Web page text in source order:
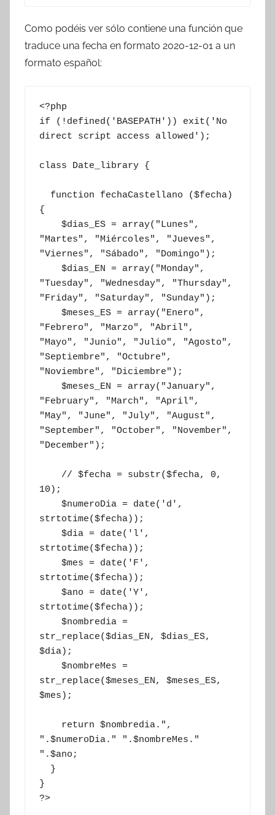
Como podéis ver sólo contiene una función que
traduce una fecha en formato 2020-12-01 a un
formato español:
<?php
if (!defined('BASEPATH')) exit('No
direct script access allowed');
class Date_library {
{
"Martes", "Miércoles", "Jueves",
"Viernes", "Sábado", "Domingo");
"Tuesday", "Wednesday", "Thursday",
"Friday", "Saturday", "Sunday");
"Febrero", "Marzo", "Abril",
"Mayo", "Junio", "Julio", "Agosto",
"Septiembre", "Octubre",
"Noviembre", "Diciembre");
"February", "March", "April",
"May", "June", "July", "August",
"September", "October", "November",
"December");
10);
strtotime($fecha));
strtotime($fecha));
strtotime($fecha));
strtotime($fecha));
str_replace($dias_EN, $dias_ES,
$dia);
str_replace($meses_EN, $meses_ES,
$mes);
".$numeroDia." ".$nombreMes."
".$ano;
}
?>